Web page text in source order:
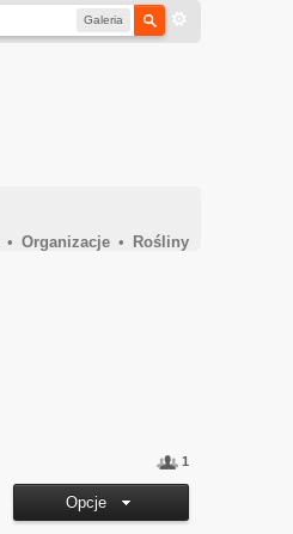
Galeria
• Organizacje •
Rośliny
1
Opcje